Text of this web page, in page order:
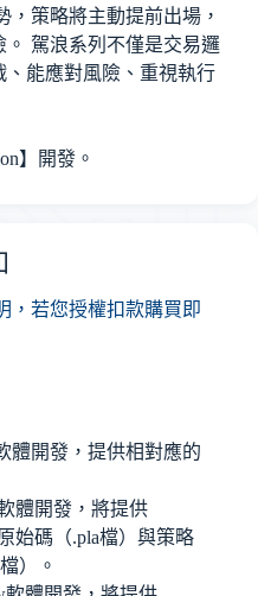
，策略將主動提前出場，
駕浪系列不僅是交易邏
能應對風險、重視執行
】開發。
，若您授權扣款購買即
體開發，提供相對應的
體開發，將提供
始碼（.pla檔）與策略
）。